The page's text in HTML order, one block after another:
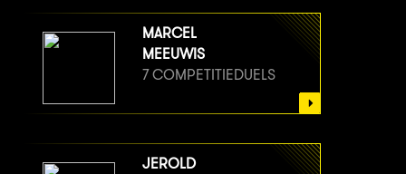
MARCEL
MEEUWIS
7 COMPETITIEDUELS
JEROLD